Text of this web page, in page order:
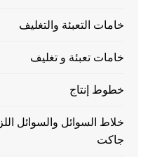
خامات التعبئة والتغليف
خامات تعبئة و تغليف
خطوط إنتاج
خلاط السوائل والسوائل
جاكت